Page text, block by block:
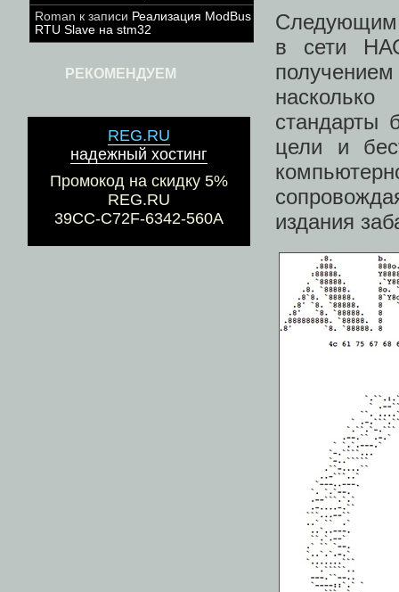
Roman к записи Реализация ModBus
RTU Slave на stm32
РЕКОМЕНДУЕМ
REG.RU
надежный хостинг
Промокод на скидку 5%
REG.RU
39CC-C72F-6342-560A
Следующим
в сети
стандарты
цели и
издания